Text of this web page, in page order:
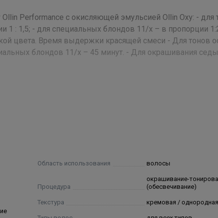
Performance с окисляющей эмульсией Ollin Oxy: - для
1 : 1,5; - для специальных блондов 11/х – в пропорции
цвета. Время выдержки красящей смеси - Для тонов
блондов 11/х – 45 минут. - Для окрашивания
Oil Extract, Chamomilla Recutita Oil Extract, Linden
Toluene-2,5-Diamine Sulfate, P-Aminophenol,
2-Amino-4-Hydroxy¬ethyl¬aminoanisole Sulfate,
4,5-Diaminopyrazole Sulfate, 1-Naphthol, N-Phenyl-P-
Sulfate, Basic Orange 31, Basic Red 51, Disperse
Область использования волосы
Процедура
окрашивание-
(обесвечивание)
Текстура кремовая / однородная